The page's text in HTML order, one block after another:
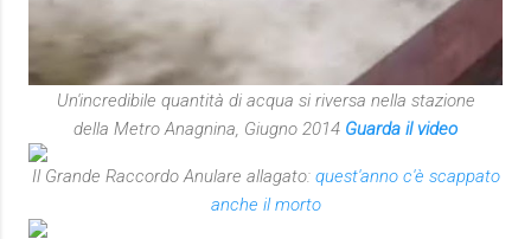
Un'incredibile quantità di acqua si riversa nella stazione
della Metro Anagnina, Giugno 2014 Guarda il video
Il Grande Raccordo Anulare allagato: quest'anno c'è scappato
anche il morto